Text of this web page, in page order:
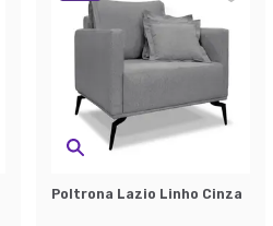
Poltrona Lazio Linho Cinza